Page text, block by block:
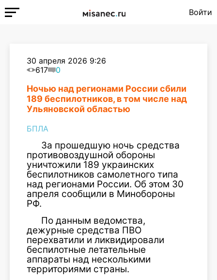
Войти
30 апреля 2026 9:26
617
0
Ночью над регионами России сбили
189 беспилотников, в том числе над
Ульяновской областью
БПЛА
За прошедшую ночь средства
противовоздушной обороны
уничтожили 189 украинских
беспилотников самолетного типа
над регионами России. Об этом 30
апреля сообщили в Минобороны
РФ.
По данным ведомства,
дежурные средства ПВО
перехватили и ликвидировали
беспилотные летательные
аппараты над несколькими
территориями страны.